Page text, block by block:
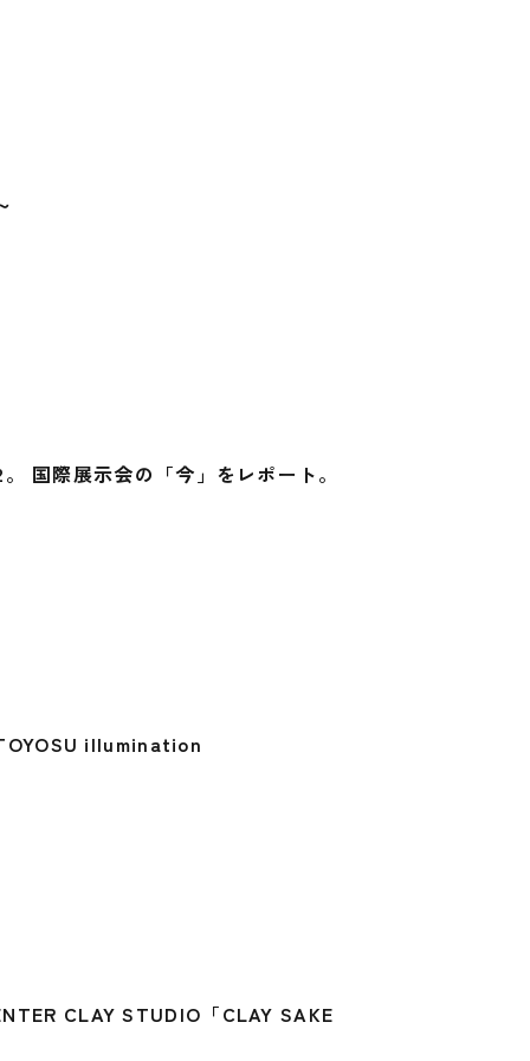
国際展示会の「今」をレポート。
illumination
CLAY STUDIO「CLAY SAKE